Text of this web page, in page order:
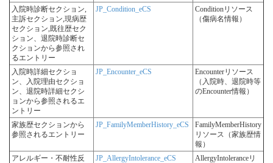
入院時診断セクション,
主訴セクション,現病歴
セクション,既往歴セク
ション、退院時診断セ
クションから参照され
るエントリー
JP_Condition_eCS
Conditionリソース
（傷病名情報）
入院時詳細セクショ
ン、入院理由セクショ
ン、退院時詳細セクシ
ョンから参照されるエ
ントリー
JP_Encounter_eCS
Encounterリソース
（入院時、退院時等
のEncounter情報）
家族歴セクションから
参照されるエントリー
JP_FamilyMemberHistory_eCS
FamilyMemberHistory
リソース（家族歴情
報）
アレルギー・不耐性反
JP_AllergyIntolerance_eCS
AllergyIntoleranceリ